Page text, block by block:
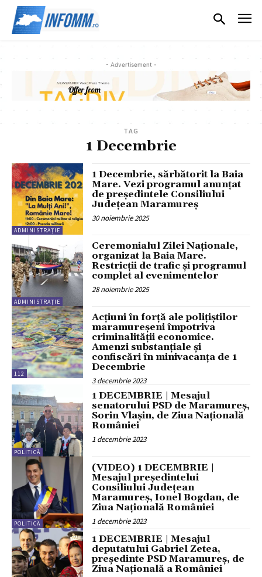
- Advertisement -
TAG
1 Decembrie
ADMINISTRAȚIE
1 Decembrie, sărbătorit la Baia
Mare. Vezi programul anunțat
de președintele Consiliului
Județean Maramureș
30 noiembrie 2025
ADMINISTRAȚIE
Ceremonialul Zilei Naționale,
organizat la Baia Mare.
Restricții de trafic și programul
complet al evenimentelor
28 noiembrie 2025
112
Acțiuni în forță ale polițiștilor
maramureșeni împotriva
criminalității economice.
Amenzi substanțiale și
confiscări în minivacanța de 1
Decembrie
3 decembrie 2023
POLITICĂ
1 DECEMBRIE | Mesajul
senatorului PSD de Maramureș,
Sorin Vlașin, de Ziua Națională
României
1 decembrie 2023
POLITICĂ
(VIDEO) 1 DECEMBRIE |
Mesajul președintelui
Consiliului Județean
Maramureș, Ionel Bogdan, de
Ziua Națională României
1 decembrie 2023
1 DECEMBRIE | Mesajul
deputatului Gabriel Zetea,
președinte PSD Maramureș, de
Ziua Națională a României